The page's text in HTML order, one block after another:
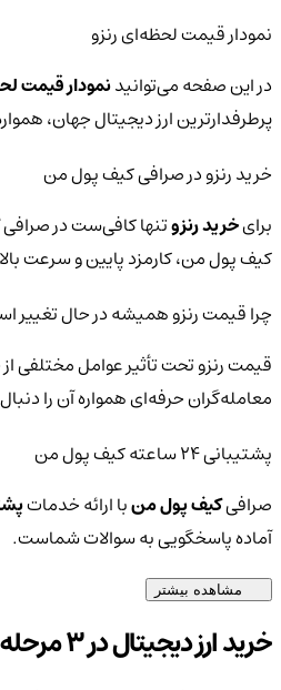
نمودار قیمت لحظه‌ای رنزو
در این صفحه می‌توانیدنمودار قیمت
پرطرفدارترین ارز دیجیتال جهان،
خرید رنزو در صرافی کیف پول من
برایخرید رنزوتنها کافی‌ست در صرافی
کیف پول من، کارمزد پایین و سرعت
چرا قیمت رنزو همیشه در حال تغییر
قیمت رنزو تحت تأثیر عوامل مختلفی
معامله‌گران حرفه‌ای همواره آن را
پشتیبانی ۲۴ ساعته کیف پول من
صرافیکیف پول منبا ارائه خدمات
آماده پاسخگویی به سوالات شماست.
مشاهده بیشتر
خرید ارز دیجیتال در 3 مرحله ساده